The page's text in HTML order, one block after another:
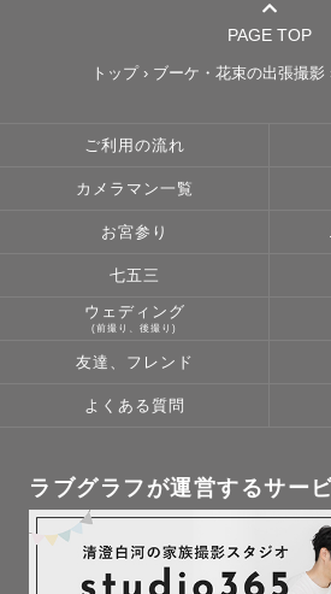
PAGE TOP
トップ › ブーケ・花束の出張撮影
ご利用の流れ
カメラマン一覧
お宮参り
七五三
ウェディング
(前撮り、後撮り)
友達、フレンド
よくある質問
ラブグラフが運営するサー